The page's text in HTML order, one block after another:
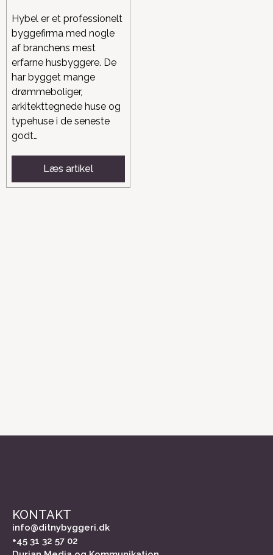
Hybel er et professionelt
byggefirma med nogle
af branchens mest
erfarne husbyggere. De
har bygget mange
drømmeboliger,
arkitekttegnede huse og
typehuse i de seneste
godt…
Læs artikel
KONTAKT
info@ditnybyggeri.dk
+45 31 32 57 02